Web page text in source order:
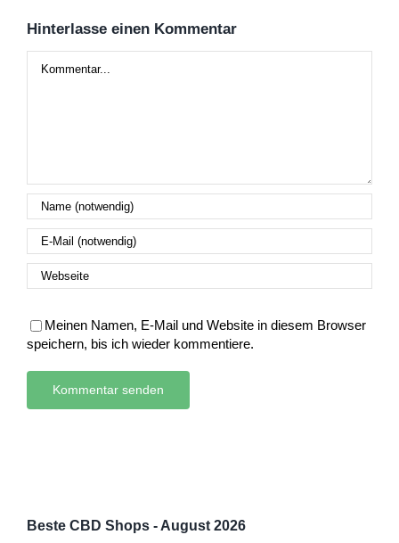
Hinterlasse einen Kommentar
Meinen Namen, E-Mail und Website in diesem Browser
speichern, bis ich wieder kommentiere.
Beste CBD Shops - August 2026